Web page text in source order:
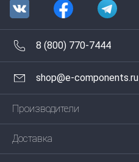
8 (800) 770-7444
shop@e-components.ru
Производители
Доставка